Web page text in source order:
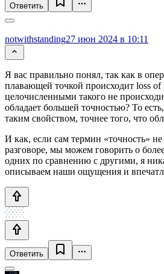
Ответить
notwithstanding27 июн 2024 в 10:11
Я вас правильно понял, так как в
плавающей точкой происходит loss of
целочисленными такого не
обладает большей точностью? То
таким свойством, точнее того, что
И как, если сам термин «точность»
разговоре, мы можем говорить о
одних по сравнению с другими, я
описываем наши ощущения и
Ответить